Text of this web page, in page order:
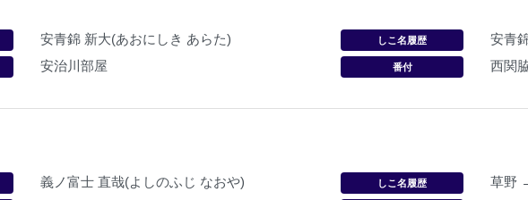
安青錦 新大(あおにしき あらた)
安治川部屋
しこ名履歴 安青
番付 西関
義ノ富士 直哉(よしのふじ なおや) しこ名履歴 草野